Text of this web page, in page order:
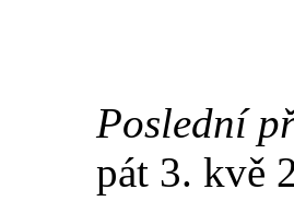
Poslední
pát 3. kvě